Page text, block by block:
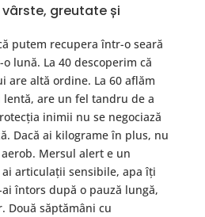
greutate și
putem recupera într-o seară
lună. La 40 descoperim că
are altă ordine. La 60 aflăm
lentă, are un fel tandru de a
inimii nu se negociază
Dacă ai kilograme în plus, nu
Mersul alert e un
articulații sensibile, apa îți
întors după o pauză lungă,
Două săptămâni cu